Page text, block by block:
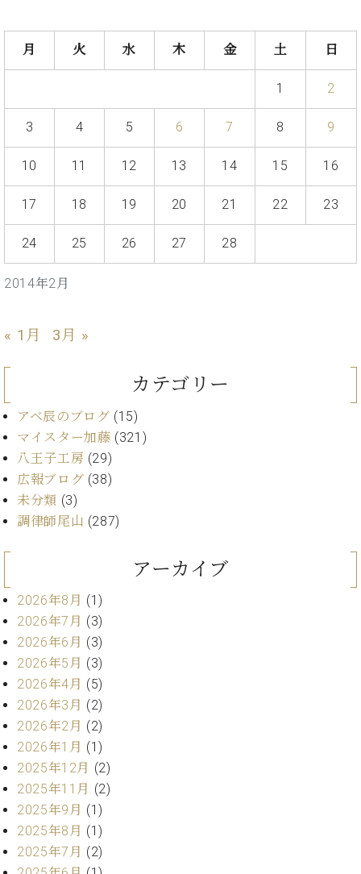
ン
ン
サ
/
ュ
タ
イ
ン
レ
ジ
デ
C.
ベ
ヒ
シ
ュ
タ
ン
コ
ン
サ
ー
ト
グ
ラ
チ
ュ
イ
ン・
ジ
ャ
り
ア
ノ
製
造
番
号
タ
イ
ン
の
ュ
ン
を
弾
く
ベ
ヒ
タ
イ
ン・
シ
ュ
レ
納
入
実
ニ
ス・
ベ
ン
等)
リ
ー
ス
(お
知
ィ
キ
ャ
ン
ペ
ー
ン
ー
ト
レ
ッ
ス
ン
イ
ン
ト
代
理
規
デ
ィ
ー・
店
舗・
サ
ロ
ン・
は、
営
舗
ま
で
オンライン試弾
メルマガ登録
味
的
に
学
ぶ
方
ま
で
ベヒ
シュ
タイ
ン・
シュ
ーレ
音楽
教室
ヒ
シ
ュ
会
社
案
ヒ
シ
ュ
ン・
ロ
グ
お
問
合
2014年2月
月 火 水 木 金 土 日
1 2
3 4 5 6 7 8 9
10 11 12 13 14 15 16
17 18 19 20 21 22 23
24 25 26 27 28
« 1月 3月 »
カテゴリー
アベ辰のブログ (15)
マイスター加藤 (321)
八王子工房 (29)
広報ブログ (38)
未分類 (3)
調律師尾山 (287)
アーカイブ
2026年8月 (1)
2026年7月 (3)
2026年6月 (3)
2026年5月 (3)
2026年4月 (5)
2026年3月 (2)
2026年2月 (2)
2026年1月 (1)
2025年12月 (2)
2025年11月 (2)
2025年9月 (1)
2025年8月 (1)
2025年7月 (2)